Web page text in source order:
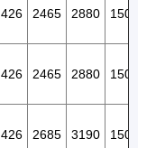
426 2465 2880 150
426 2465 2880 150
426 2685 3190 150